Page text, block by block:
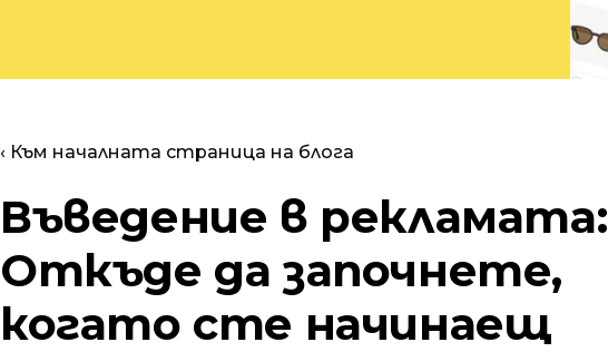
‹ Към началната страница на блога
Въведение в рекламата:
Откъде да започнете,
когато сте начинаещ